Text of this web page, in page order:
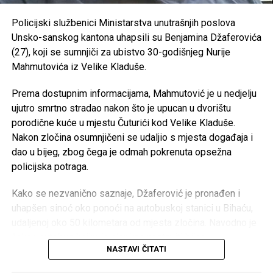
OKK “Sana” –25.000 KM
SPD “Mulež” –15.000 KM
SRD “Devet rijeka” –15.000 KM
AK “Sana” –10.000 KM
Fitness klub “Sana” –8.000 KM
Judo klub “Sanski Most” – 7.500 KM
Karate klub “Hurije” –
ŽOK “Sana” –
5.000 KM
Ronilački klub “Vir” –5.000 KM
Velika Kladuša – 133.000 KM
javnom sektoru
https://antikorupcijausk.ba/V2/registar-zaposlenih-u-
javnom-sektoru/
Post
Tweet
Mail
Policijski službenici Ministarstva unutrašnjih poslova
Unsko-sanskog kantona uhapsili su Benjamina Džaferovića
(27), koji se sumnjiči za ubistvo 30-godišnjeg Nurije
Mahmutovića iz Velike Kladuše.
Prema dostupnim informacijama, Mahmutović je u nedjelju
ujutro smrtno stradao nakon što je upucan u dvorištu
porodične kuće u mjestu Čuturići kod Velike Kladuše.
Nakon zločina osumnjičeni se udaljio s mjesta događaja i
dao u bijeg, zbog čega je odmah pokrenuta opsežna
policijska potraga.
Kako se nezvanično saznaje, Džaferović je pronađen i
uhapšen sinoć oko ponoći na autobuskoj stanici u Bihaću,
čekao autobus kojim je planirao nastaviti bijeg.
NASTAVI ČITATI